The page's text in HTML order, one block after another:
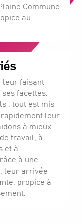
Commune
au
leur faisant
facettes.
: tout est mis
rapidement leur
à mieux
travail, à
et à
à une
leur arrivée
propice à